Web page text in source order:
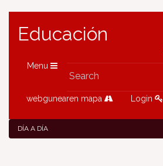
Educación
Menu
webgunearen mapa Login
DÍA A DÍA